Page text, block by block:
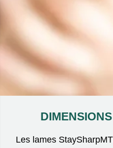
Les lames